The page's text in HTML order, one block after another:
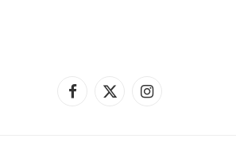
Facebook
X
Instagram